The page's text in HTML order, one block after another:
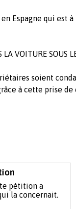
Espagne qui est
VOITURE SOUS
soient
à cette prise
pétition a
la concernait.